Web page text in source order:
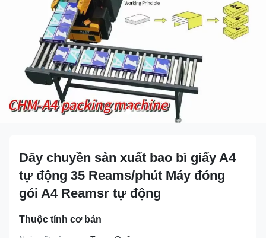
Dây chuyền sản xuất bao bì giấy A4
tự động 35 Reams/phút Máy đóng
gói A4 Reamsr tự động
Thuộc tính cơ bản